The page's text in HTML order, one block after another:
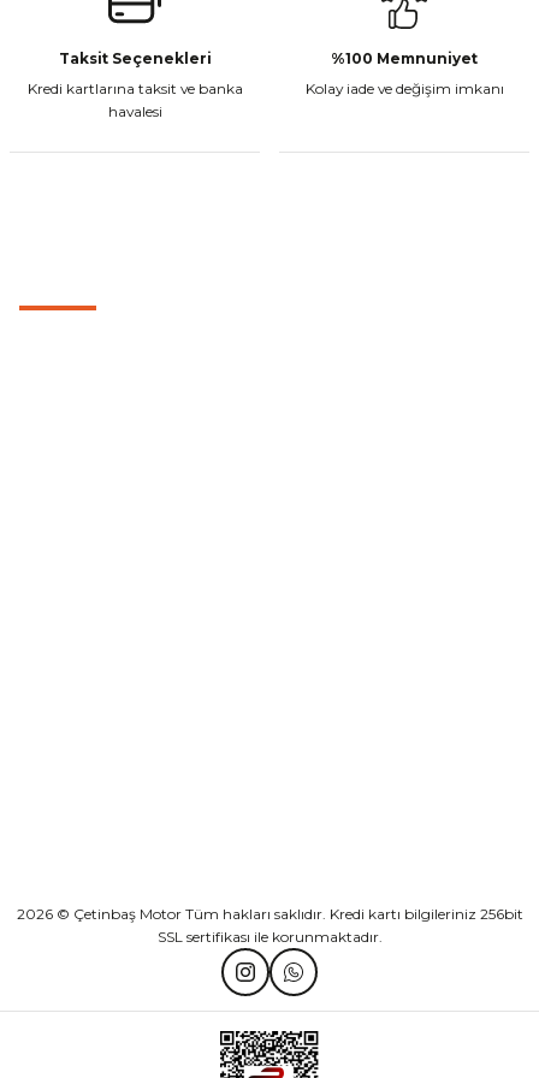
CF Moto 450MT Sol Kumanda Düğmeleri Komple
₺ 2.800,00
TVS Wego Kilit Seti
₺ 1.150,39
Mondial Turismo 50 Kaporta Seti Sarı
₺ 7.060,00
Taksit Seçenekleri
Kredi kartlarına taksit ve banka
havalesi
%100 Memnuniyet
Kolay iade ve değişim imkanı
2026 © Çetinbaş Motor Tüm hakları saklıdır. Kredi kartı bilgileriniz 256bit
SSL sertifikası ile korunmaktadır.